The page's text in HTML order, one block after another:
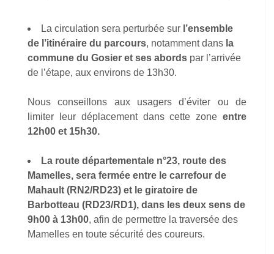
La circulation sera perturbée sur l’ensemble
de l’itinéraire du parcours, notamment dans la
commune du Gosier et ses abords par l’arrivée
de l’étape, aux environs de 13h30.
Nous conseillons aux usagers d’éviter ou de
limiter leur déplacement dans cette zone entre
12h00 et 15h30.
La route départementale n°23, route des
Mamelles, sera fermée entre le carrefour de
Mahault (RN2/RD23) et le giratoire de
Barbotteau (RD23/RD1), dans les deux sens de
9h00 à 13h00, afin de permettre la traversée des
Mamelles en toute sécurité des coureurs.